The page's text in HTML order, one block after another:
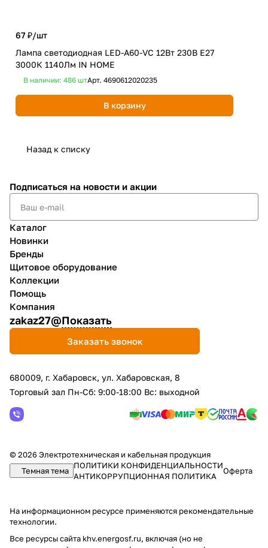
67 ₽/шт
Лампа светодиодная LED-A60-VC 12Вт 230В Е27
3000К 1140Лм IN HOME
В наличии: 486 штАрт. 4690612020235
В корзину
Назад к списку
Подписаться на новости и акции
Каталог
Новинки
Бренды
Щитовое оборудование
Коллекции
Помощь
Компания
zakaz27@Показать
Заказать звонок
680009, г. Хабаровск, ул. Хабаровская, 8
Торговый зал Пн-Сб: 9:00-18:00 Вс: выходной
© 2026 Электротехническая и кабельная продукция
Темная тема
ПОЛИТИКИ КОНФИДЕНЦИАЛЬНОСТИ
АНТИКОРРУПЦИОННАЯ ПОЛИТИКА
Оферта
На информационном ресурсе применяются рекомендательные
технологии.
Все ресурсы сайта khv.energosf.ru, включая (но не